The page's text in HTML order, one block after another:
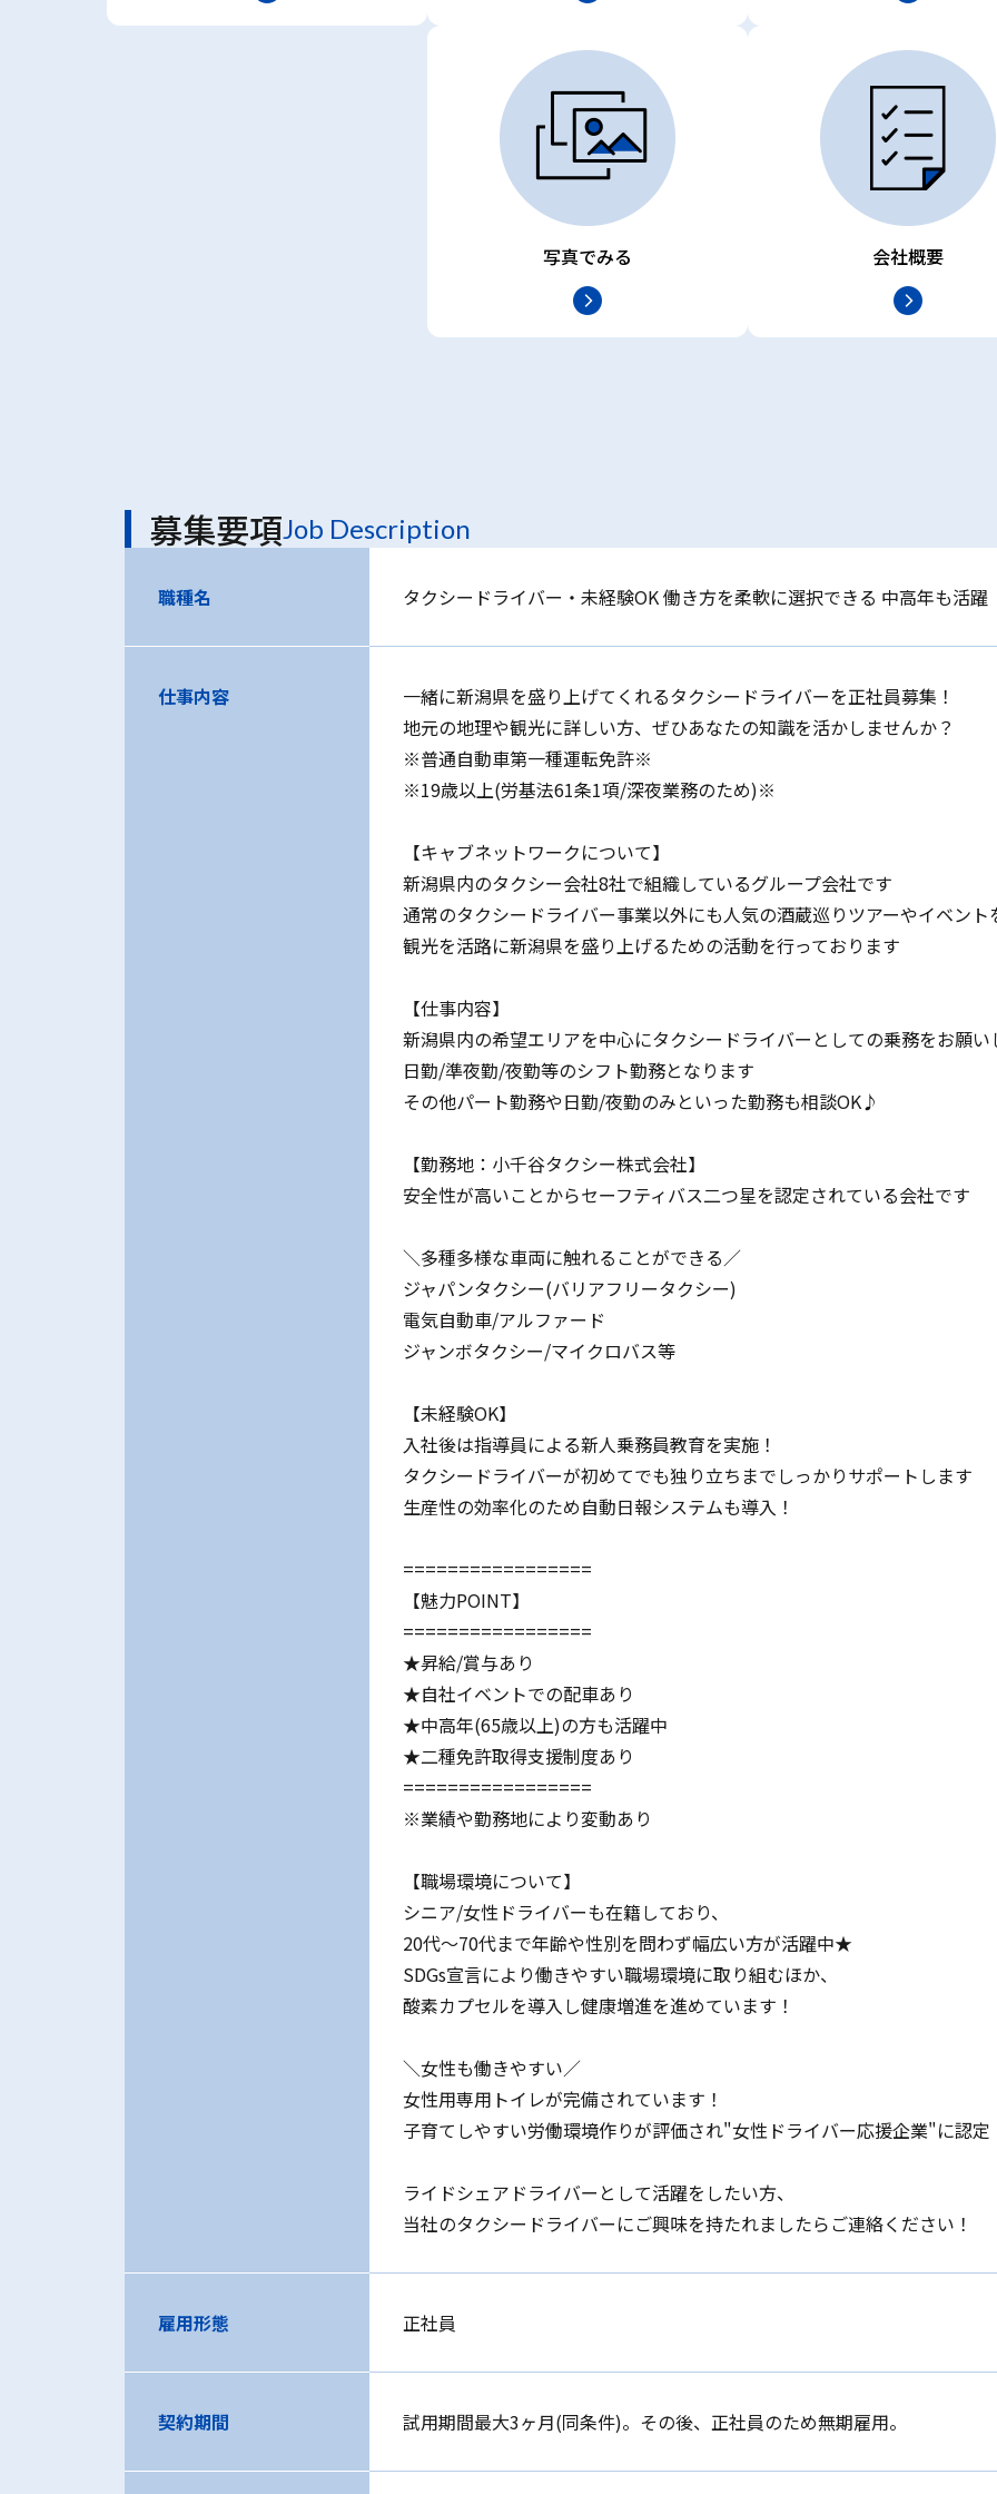
写真でみる 会社概要
募集要項Job Description
職種名 タクシードライバー・未経験OK 働き方を柔軟に選択できる 中高年も活躍
仕事内容
一緒に新潟県を盛り上げてくれるタクシードライバーを正社員募集！
地元の地理や観光に詳しい方、ぜひあなたの知識を活かしませんか？
※普通自動車第一種運転免許※
※19歳以上(労基法61条1項/深夜業務のため)※
【キャブネットワークについて】
新潟県内のタクシー会社8社で組織しているグループ会社です
通常のタクシードライバー事業以外にも人気の酒蔵巡りツアーやイベント
観光を活路に新潟県を盛り上げるための活動を行っております
【仕事内容】
新潟県内の希望エリアを中心にタクシードライバーとしての乗務をお願い
日勤/準夜勤/夜勤等のシフト勤務となります
その他パート勤務や日勤/夜勤のみといった勤務も相談OK♪
【勤務地：小千谷タクシー株式会社】
安全性が高いことからセーフティバス二つ星を認定されている会社です
＼多種多様な車両に触れることができる／
ジャパンタクシー(バリアフリータクシー)
電気自動車/アルファード
ジャンボタクシー/マイクロバス等
【未経験OK】
入社後は指導員による新人乗務員教育を実施！
タクシードライバーが初めてでも独り立ちまでしっかりサポートします
生産性の効率化のため自動日報システムも導入！
=================
【魅力POINT】
=================
★昇給/賞与あり
★自社イベントでの配車あり
★中高年(65歳以上)の方も活躍中
★二種免許取得支援制度あり
=================
※業績や勤務地により変動あり
【職場環境について】
シニア/女性ドライバーも在籍しており、
20代～70代まで年齢や性別を問わず幅広い方が活躍中★
SDGs宣言により働きやすい職場環境に取り組むほか、
酸素カプセルを導入し健康増進を進めています！
＼女性も働きやすい／
女性用専用トイレが完備されています！
子育てしやすい労働環境作りが評価され"女性ドライバー応援企業"に認定
ライドシェアドライバーとして活躍をしたい方、
当社のタクシードライバーにご興味を持たれましたらご連絡ください！
雇用形態 正社員
契約期間 試用期間最大3ヶ月(同条件)。その後、正社員のため無期雇用。